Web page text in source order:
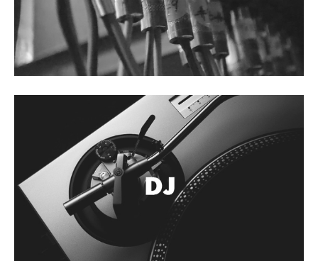
Accesorios
Cuerdas
Cuerdas
Guitarra Electrica
Violin
Otros instrumentos de arco
Otros instrumentos de Cuerdas